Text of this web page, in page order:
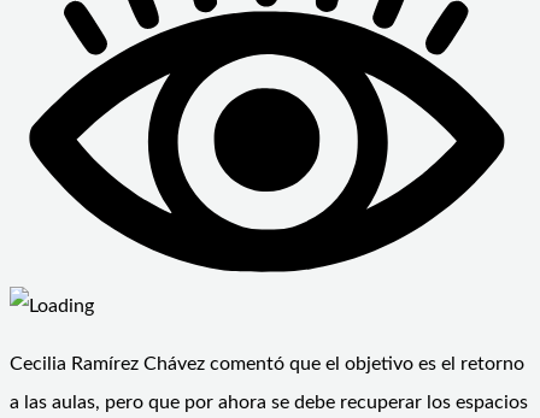
Cecilia Ramírez Chávez comentó que el objetivo es el retorno
a las aulas, pero que por ahora se debe recuperar los espacios